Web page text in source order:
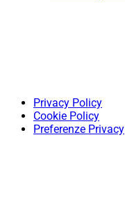
Privacy Policy
Cookie Policy
Preferenze Privacy